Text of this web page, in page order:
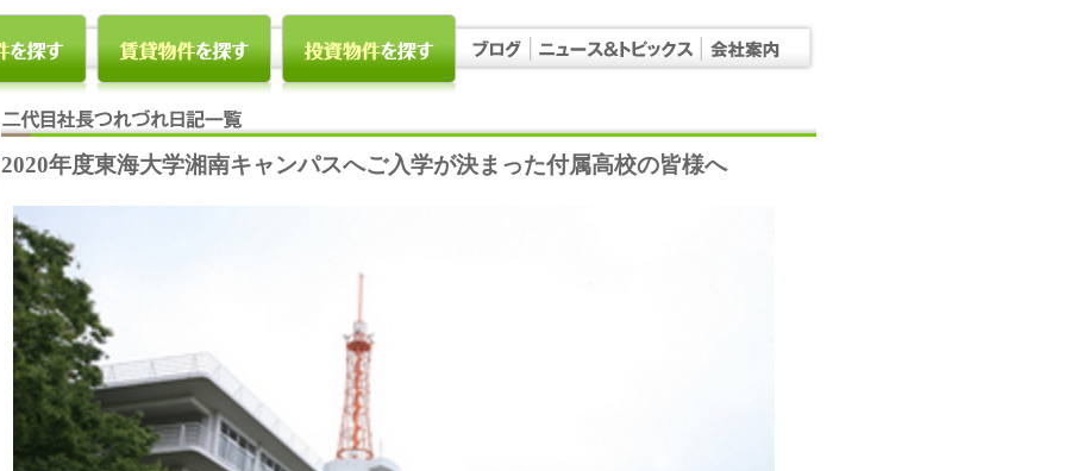
2020年度東海大学湘南キャンパスへご入学が決まった付属高校の皆様へ